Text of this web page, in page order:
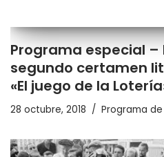
Programa especial –
segundo certamen
«El juego de la
28 octubre, 2018 Programa